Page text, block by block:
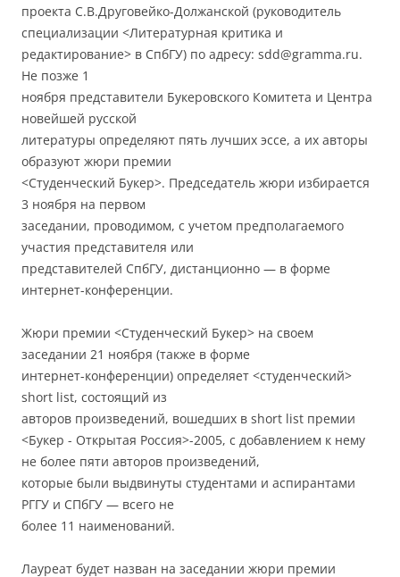
проекта С.В.Друговейко-Должанской (руководитель
специализации <Литературная критика и
редактирование> в СпбГУ) по адресу: sdd@gramma.ru.
Не позже 1
ноября представители Букеровского Комитета и Центра
новейшей русской
литературы определяют пять лучших эссе, а их авторы
образуют жюри премии
<Студенческий Букер>. Председатель жюри избирается
3 ноября на первом
заседании, проводимом, с учетом предполагаемого
участия представителя или
представителей СпбГУ, дистанционно — в форме
интернет-конференции.
Жюри премии <Студенческий Букер> на своем
заседании 21 ноября (также в форме
интернет-конференции) определяет <студенческий>
short list, состоящий из
авторов произведений, вошедших в short list премии
<Букер - Открытая Россия>-2005, с добавлением к нему
не более пяти авторов произведений,
которые были выдвинуты студентами и аспирантами
РГГУ и СПбГУ — всего не
более 11 наименований.
Лауреат будет назван на заседании жюри премии